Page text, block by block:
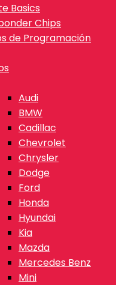
Basics
Chips
de Programación
Audi
BMW
Cadillac
Chevrolet
Chrysler
Dodge
Ford
Honda
Hyundai
Kia
Mazda
Mercedes Benz
Mini